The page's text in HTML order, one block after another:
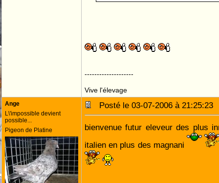
--------------------
Vive l'élevage
Ange
L\'impossible devient
possible...
Pigeon de Platine
Posté le 03-07-2006 à
bienvenue futur eleveur des plus
italien en plus des magnani